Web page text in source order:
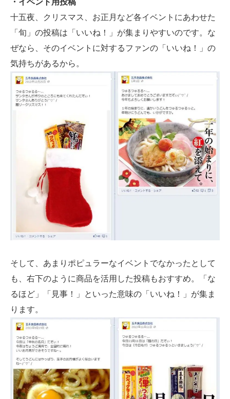
・イベント用投稿
十五夜、クリスマス、お正月など各イベントにあわせた
「旬」の投稿は「いいね！」が集まりやすいのです。な
ぜなら、そのイベントに対するファンの「いいね！」の
気持ちがあるから。
そして、あまりポピュラーなイベントでなかったとして
も、右下のように商品を活用した投稿もおすすめ。「な
るほど」「見事！」といった意味の「いいね！」が集ま
ります。